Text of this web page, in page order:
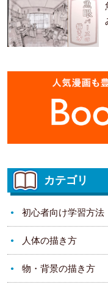
カテゴリ
初心者向け学習方法
人体の描き方
物・背景の描き方